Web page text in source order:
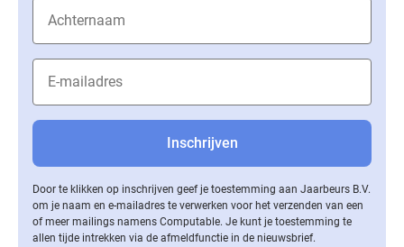
Door te klikken op inschrijven geef je toestemming aan Jaarbeurs B.V.
om je naam en e-mailadres te verwerken voor het verzenden van een
of meer mailings namens Computable. Je kunt je toestemming te
allen tijde intrekken via de af­meld­func­tie in de nieuwsbrief.